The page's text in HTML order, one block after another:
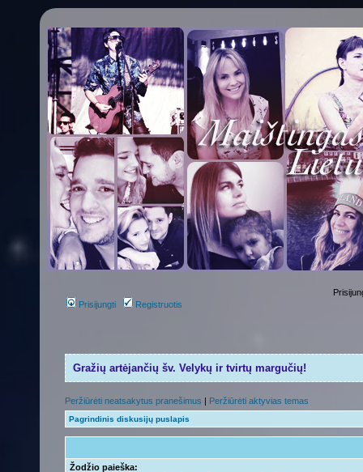
Prisijungti Registruotis
Gražių artėjančių šv. Velykų ir tvirtų margučių!
Peržiūrėti neatsakytus pranešimus | Peržiūrėti aktyvias temas
Pagrindinis diskusijų puslapis
Žodžio paieška: